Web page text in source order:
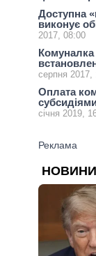
Доступна
виконує
2017, 08:00
серпня 2017,
Оплата
січня 2019,